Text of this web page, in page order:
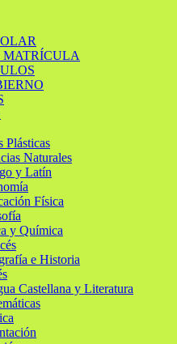
Plásticas
Naturales
y Latín
Física
y Química
e Historia
Castellana y Literatura